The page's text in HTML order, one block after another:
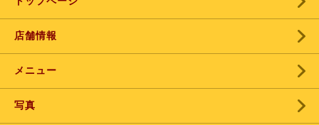
店舗情報
メニュー
写真